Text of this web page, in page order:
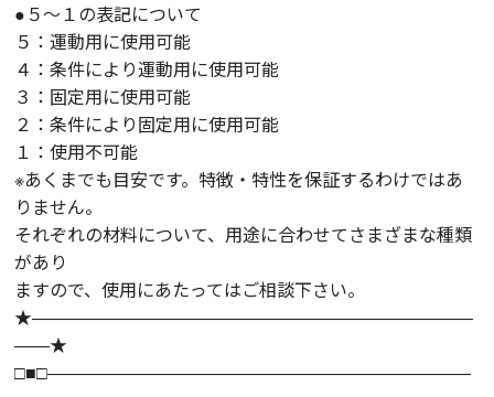
●５～１の表記について
５：運動用に使用可能
４：条件により運動用に使用可能
３：固定用に使用可能
２：条件により固定用に使用可能
１：使用不可能
※あくまでも目安です。特徴・特性を保証するわけではあ
りません。
それぞれの材料について、用途に合わせてさまざまな種類
があり
ますので、使用にあたってはご相談下さい。
★―――――――――――――――――――――――――
――★
□■□――――――――――――――――――――――――